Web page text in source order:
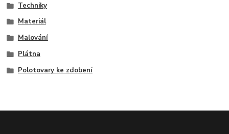
Techniky
Materiál
Malování
Plátna
Polotovary ke zdobení